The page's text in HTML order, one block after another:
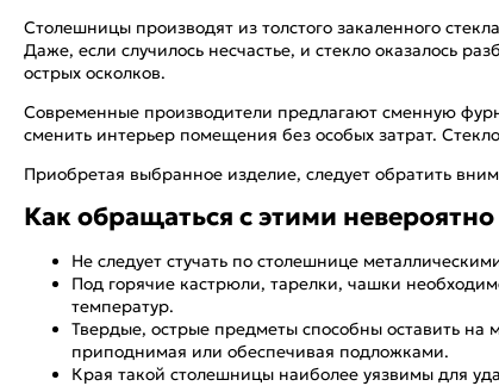
Столешницы производят из толстого закаленного
Даже, если случилось несчастье, и стекло оказалось
острых осколков.
Современные производители предлагают сменную
сменить интерьер помещения без особых затрат.
Приобретая выбранное изделие, следует обратить
Как обращаться с этими
Не следует стучать по столешнице
Под горячие кастрюли, тарелки, чашки
температур.
Твердые, острые предметы способны оставить на
приподнимая или обеспечивая подложками.
Края такой столешницы наиболее уязвимы для